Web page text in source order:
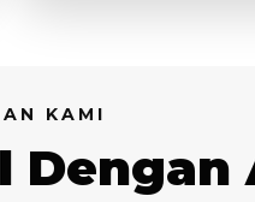
KAMI
Dengan